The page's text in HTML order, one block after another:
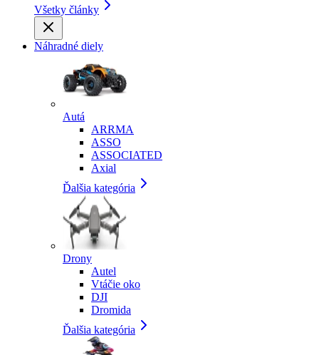
Všetky články
Náhradné diely
Autá
ARRMA
ASSO
ASSOCIATED
Axial
Ďalšia kategória
Drony
Autel
Vtáčie oko
DJI
Dromida
Ďalšia kategória